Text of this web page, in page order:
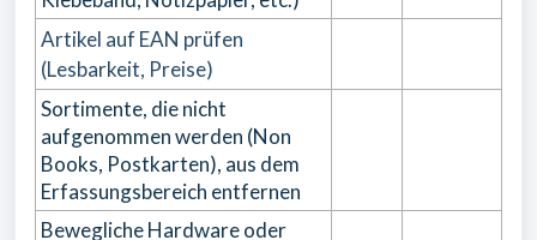
Artikel auf EAN prüfen
(Lesbarkeit, Preise)
Sortimente, die nicht
aufgenommen werden (Non
Books, Postkarten), aus dem
Erfassungsbereich entfernen
Bewegliche Hardware oder